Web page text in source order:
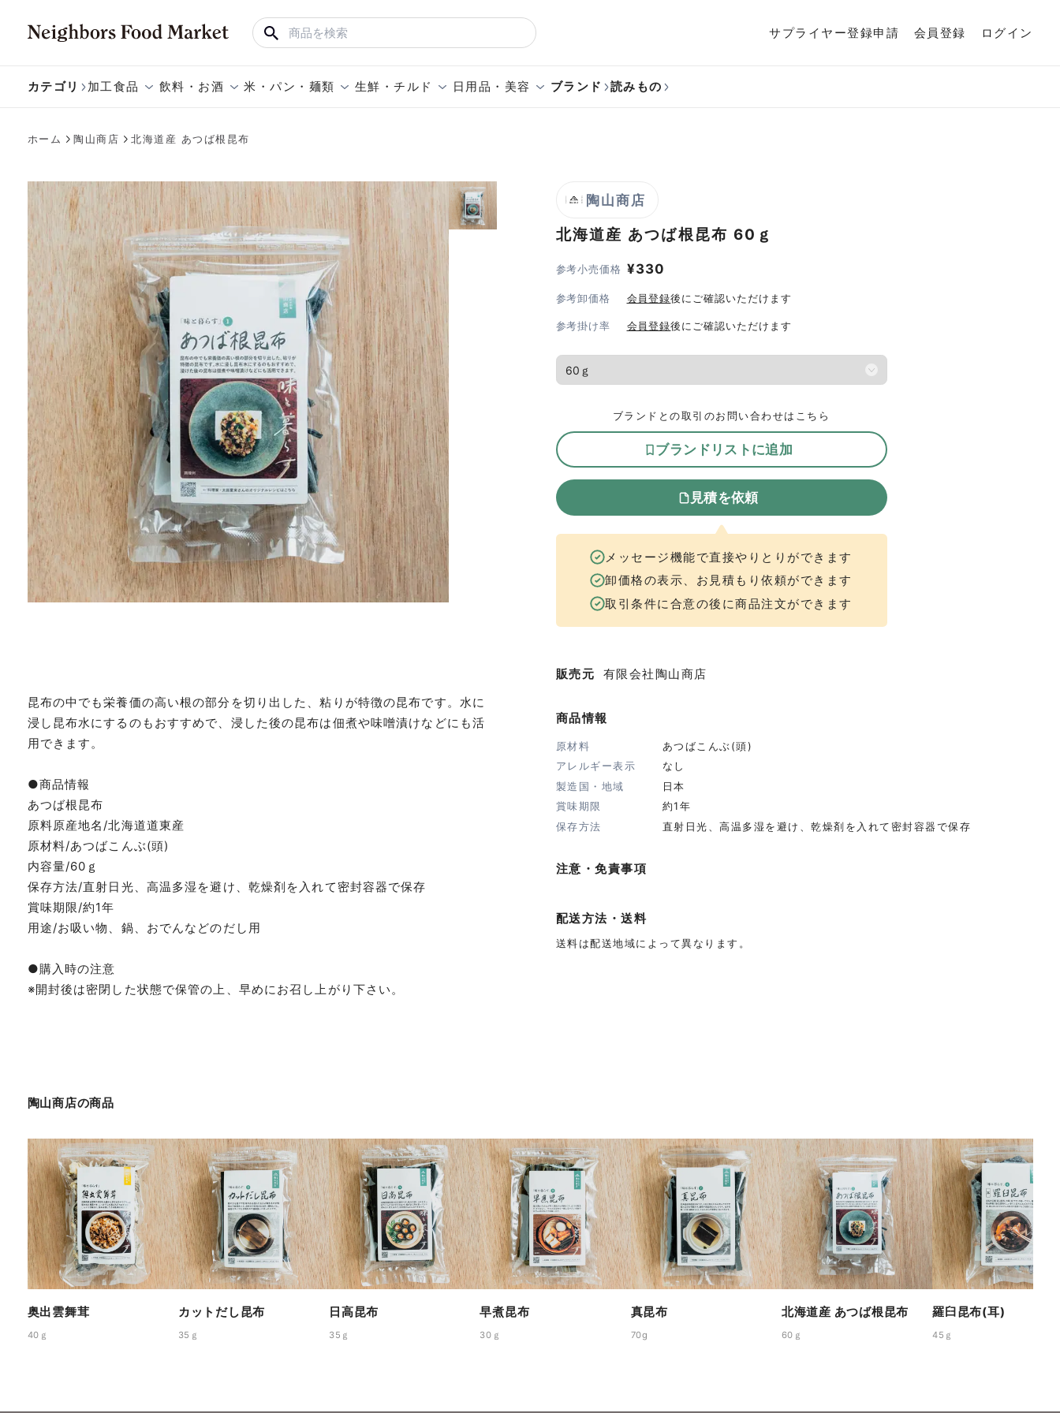
サプライヤー登録申請 会員登録 ログイン
カテゴリ 加工食品 飲料・お酒 米・パン・麺類 生鮮・チルド 日用品・美容 ブランド 読みもの
ホーム 陶山商店 北海道産 あつば根昆布
陶山商店
北海道産 あつば根昆布 60ｇ
参考小売価格 ¥330
参考卸価格 会員登録後にご確認いただけます
参考掛け率 会員登録後にご確認いただけます
ブランドとの取引のお問い合わせはこちら
ブランドリストに追加
見積を依頼
メッセージ機能で直接やりとりができます
卸価格の表示、お見積もり依頼ができます
取引条件に合意の後に商品注文ができます
昆布の中でも栄養価の高い根の部分を切り出した、粘りが特徴の昆布です。水に
浸し昆布水にするのもおすすめで、浸した後の昆布は佃煮や味噌漬けなどにも活
用できます。
●商品情報
あつば根昆布
原料原産地名/北海道道東産
原材料/あつばこんぶ(頭)
内容量/60ｇ
保存方法/直射日光、高温多湿を避け、乾燥剤を入れて密封容器で保存
賞味期限/約1年
用途/お吸い物、鍋、おでんなどのだし用
●購入時の注意
※開封後は密閉した状態で保管の上、早めにお召し上がり下さい。
販売元 有限会社陶山商店
商品情報
原材料
あつばこんぶ(頭)
アレルギー表示
なし
製造国・地域
日本
賞味期限
約1年
保存方法
直射日光、高温多湿を避け、乾燥剤を入れて密封容器で保存
注意・免責事項
配送方法・送料
送料は配送地域によって異なります。
陶山商店の商品
奥出雲舞茸
40ｇ
カットだし昆布
35ｇ
日高昆布
35ｇ
早煮昆布
30ｇ
真昆布
70g
北海道産 あつば根昆布
60ｇ
羅臼昆布(耳)
45ｇ